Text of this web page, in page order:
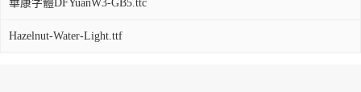
華康字體DFYuanW3-GB5.ttc
Hazelnut-Water-Light.ttf